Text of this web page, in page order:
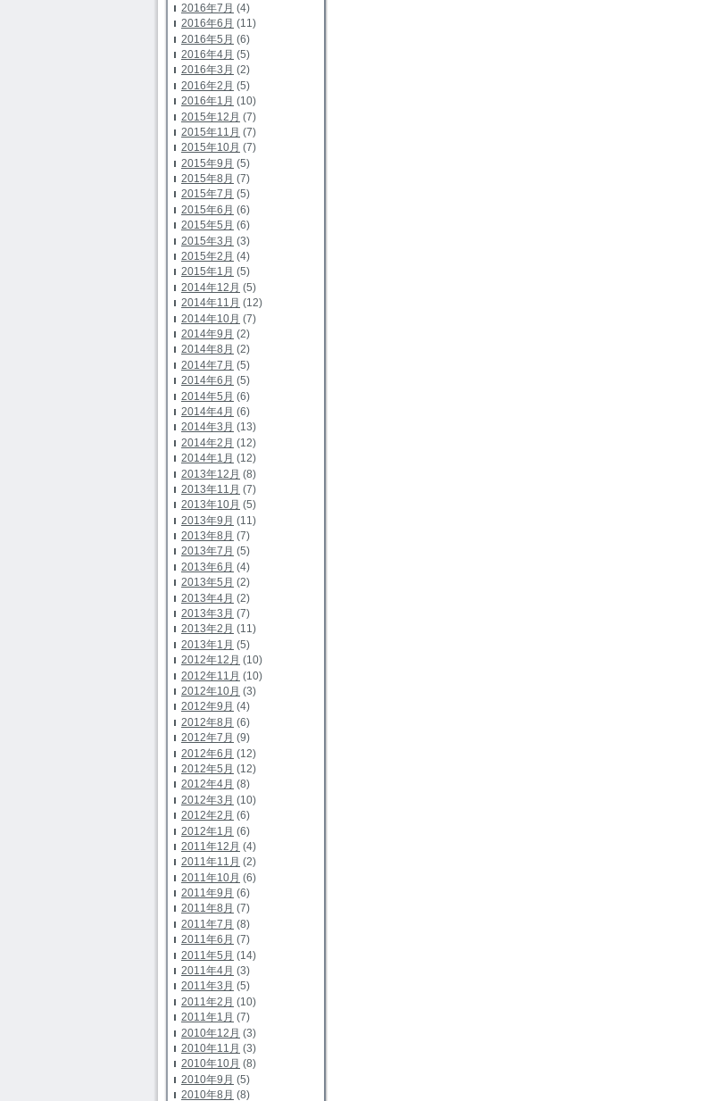
2016年7月 (4)
2016年6月 (11)
2016年5月 (6)
2016年4月 (5)
2016年3月 (2)
2016年2月 (5)
2016年1月 (10)
2015年12月 (7)
2015年11月 (7)
2015年10月 (7)
2015年9月 (5)
2015年8月 (7)
2015年7月 (5)
2015年6月 (6)
2015年5月 (6)
2015年3月 (3)
2015年2月 (4)
2015年1月 (5)
2014年12月 (5)
2014年11月 (12)
2014年10月 (7)
2014年9月 (2)
2014年8月 (2)
2014年7月 (5)
2014年6月 (5)
2014年5月 (6)
2014年4月 (6)
2014年3月 (13)
2014年2月 (12)
2014年1月 (12)
2013年12月 (8)
2013年11月 (7)
2013年10月 (5)
2013年9月 (11)
2013年8月 (7)
2013年7月 (5)
2013年6月 (4)
2013年5月 (2)
2013年4月 (2)
2013年3月 (7)
2013年2月 (11)
2013年1月 (5)
2012年12月 (10)
2012年11月 (10)
2012年10月 (3)
2012年9月 (4)
2012年8月 (6)
2012年7月 (9)
2012年6月 (12)
2012年5月 (12)
2012年4月 (8)
2012年3月 (10)
2012年2月 (6)
2012年1月 (6)
2011年12月 (4)
2011年11月 (2)
2011年10月 (6)
2011年9月 (6)
2011年8月 (7)
2011年7月 (8)
2011年6月 (7)
2011年5月 (14)
2011年4月 (3)
2011年3月 (5)
2011年2月 (10)
2011年1月 (7)
2010年12月 (3)
2010年11月 (3)
2010年10月 (8)
2010年9月 (5)
2010年8月 (8)